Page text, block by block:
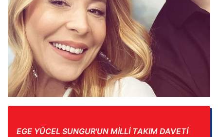
Çerezlere ilişkin tercihlerinizi aşağıda yer alan panel
vasıtasıyla belirleyebilirsiniz. Çerezlere ilişkin detaylı bilgi
için Ayarlar butonuna tıklayabilir,Çerez Bilgilendirme
Metnimizi
ziyaret edebilirsiniz.
6698 sayılı Kişisel Verilerin Korunması Kanunu uyarınca
hazırlanmış Aydınlatma Metnimizi okumak ve sitemizde
ilgili mevzuata uygun olarak kullanılan çerezlerle ilgili bilgi
EGE YÜCEL SUNGUR'UN MİLLİ TAKIM DAVETİ